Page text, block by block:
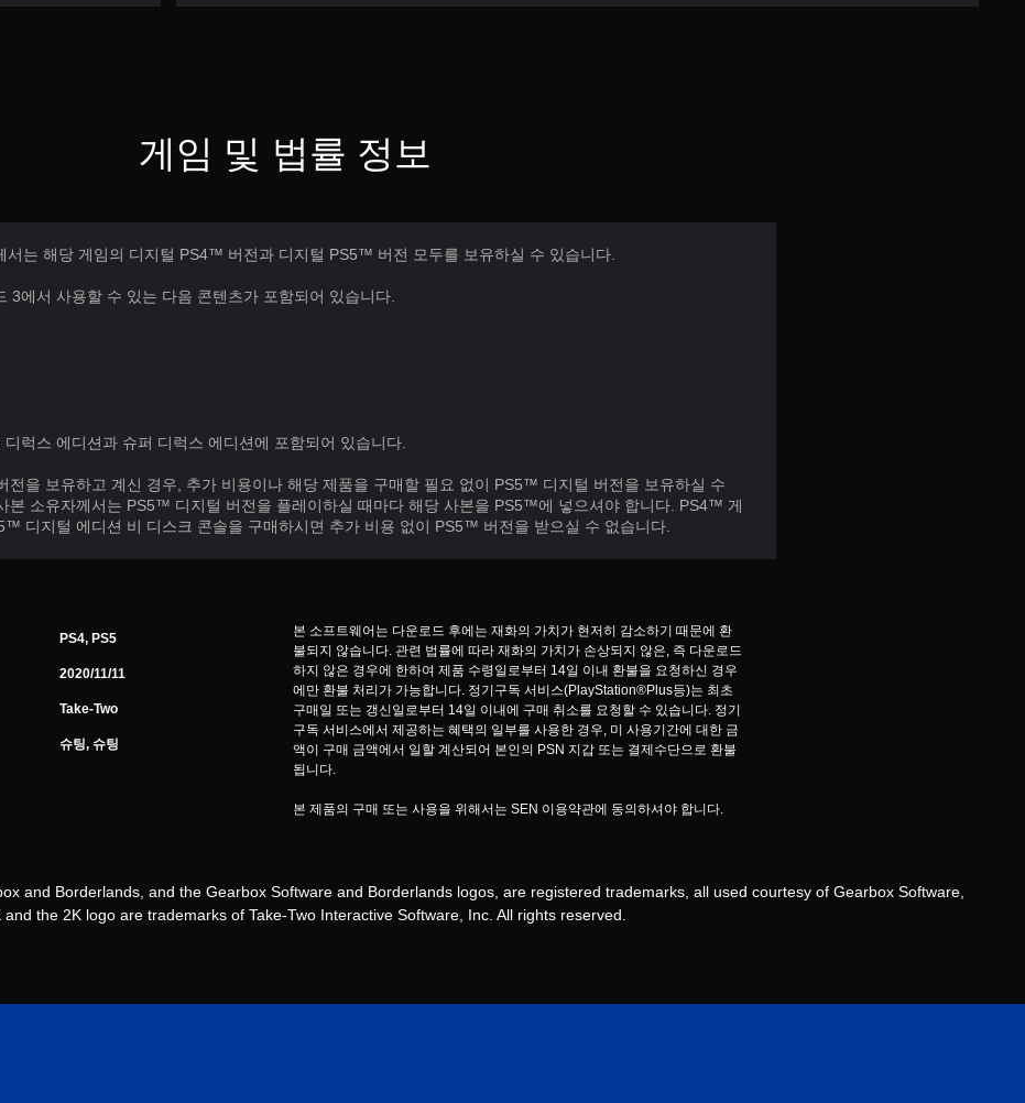
게임 및 법률 정보
서는 해당 게임의 디지털 PS4™ 버전과 디지털 PS5™ 버전 모두를 보유하실 수 있습니다.
3에서 사용할 수 있는 다음 콘텐츠가 포함되어 있습니다.
럭스 에디션과 슈퍼 디럭스 에디션에 포함되어 있습니다.
을 보유하고 계신 경우, 추가 비용이나 해당 제품을 구매할 필요 없이 PS5™ 디지털 버전을 보유하실 수
본 소유자께서는 PS5™ 디지털 버전을 플레이하실 때마다 해당 사본을 PS5™에 넣으셔야 합니다. PS4™ 게
디지털 에디션 비 디스크 콘솔을 구매하시면 추가 비용 없이 PS5™ 버전을 받으실 수 없습니다.
PS4, PS5
2020/11/11
Take-Two
슈팅, 슈팅
본 소프트웨어는 다운로드 후에는 재화의 가치가 현저히 감소하기 때문에 환
불되지 않습니다. 관련 법률에 따라 재화의 가치가 손상되지 않은, 즉 다운로드
하지 않은 경우에 한하여 제품 수령일로부터 14일 이내 환불을 요청하신 경우
에만 환불 처리가 가능합니다. 정기구독 서비스(PlayStation®Plus등)는 최초
구매일 또는 갱신일로부터 14일 이내에 구매 취소를 요청할 수 있습니다. 정기
구독 서비스에서 제공하는 혜택의 일부를 사용한 경우, 미 사용기간에 대한 금
액이 구매 금액에서 일할 계산되어 본인의 PSN 지갑 또는 결제수단으로 환불
됩니다.
본 제품의 구매 또는 사용을 위해서는 SEN 이용약관에 동의하셔야 합니다.
and Borderlands, and the Gearbox Software and Borderlands logos, are registered trademarks, all used courtesy of Gearbox Software,
and the 2K logo are trademarks of Take-Two Interactive Software, Inc. All rights reserved.